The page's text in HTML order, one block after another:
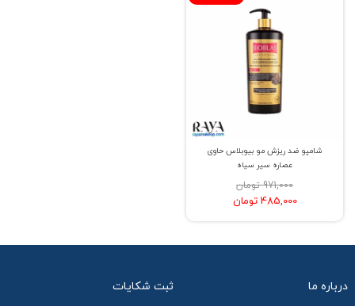
شامپو ضد ریزش مو بیوبلاس حاوی
عصاره سیر سیاه
971,000 تومان
485,000 تومان
درباره ما ثبت شکایات